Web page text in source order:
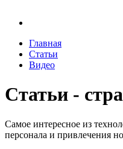
Главная
Статьи
Видео
Статьи -
Самое интересное из
персонала и привлечения